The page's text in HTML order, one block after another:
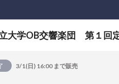
大学OB交響楽団 第１回
3/1(日) 16:00 まで販売